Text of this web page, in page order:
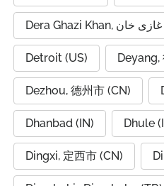
Detroit (US) Deyang,
Dezhou, 德州市 (CN)
Dhanbad (IN) Dhule
Dingxi, 定西市 (CN)